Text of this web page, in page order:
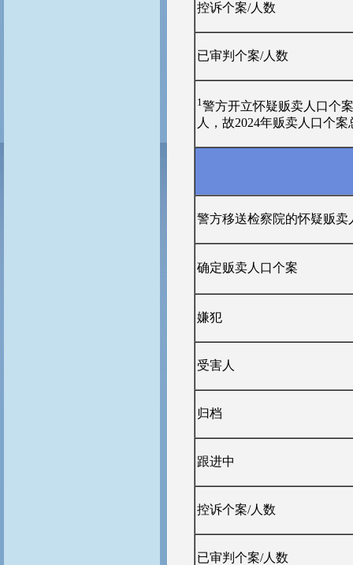
控诉个案/人数
已审判个案/人数
1警方开立怀疑贩卖人口个
人，故2024年贩卖人口个
警方移送检察院的怀疑贩卖
确定贩卖人口个案
嫌犯
受害人
归档
跟进中
控诉个案/人数
已审判个案/人数